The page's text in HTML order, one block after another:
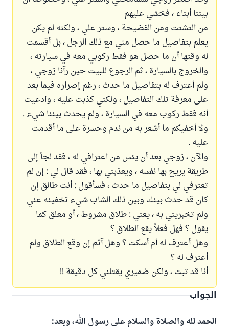
بيننا أبناء ، فخشي عليهم
من التشتت ومن الفضيحة ، وستر علي ، ولكنه لم يكن
يعلم بتفاصيل ما حصل مني مع ذلك الرجل ، بل أقسمت
له وقتها أن ما حصل هو فقط ركوبي معه في سيارته ،
والخروج بالسيارة ، ثم الرجوع للبيت حين رآنا زوجي ،
ولم أعترف له بتفاصيل ما حدث ، رغم إصراره فيما بعد
على معرفة تلك التفاصيل ، ولكني كذبت عليه ، وادعيت
أنه فقط ركوب معه في السيارة ، ولم يحدث بيننا شيء .
ولا أخفيكم ما أشعر به من ندم وحسرة على ما أقدمت
عليه .
والآن ، زوجي بعد أن يئس من اعترافي له ، فقد لجأ إلى
طريقة يريح بها نفسه ، ويعذبني بها ، فقد قال لي : إن لم
تعترفي لي بتفاصيل ما حدث ، فسأقول : أنت طالق إن
كان قد حدث بينك وبين ذلك الشاب شيء تخفينه عني
ولم تخبريني به ، يعني : طلاق مشروط ، أو معلق كما
يقول ؟ فهل فعلاً يقع الطلاق ؟
وهل أعترف له أم أسكت ؟ وهل آثم إن وقع الطلاق ولم
أعترف له ؟
أنا قد تبت ، ولكن ضميري يقتلني كل دقيقة !!
الجواب
الحمد لله والصلاة والسلام على رسول الله، وبعد: